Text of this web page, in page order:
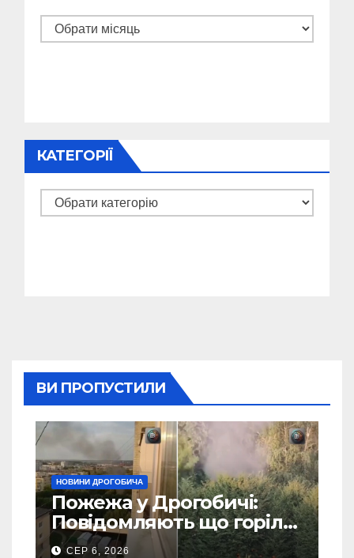
Архіви
КАТЕГОРІЇ
Категорії
ВИ ПРОПУСТИЛИ
НОВИНИ ДРОГОБИЧА
Пожежа у Дрогобичі:
Повідомляють що горіло
5 гаражів (Відео)
СЕР 6, 2026